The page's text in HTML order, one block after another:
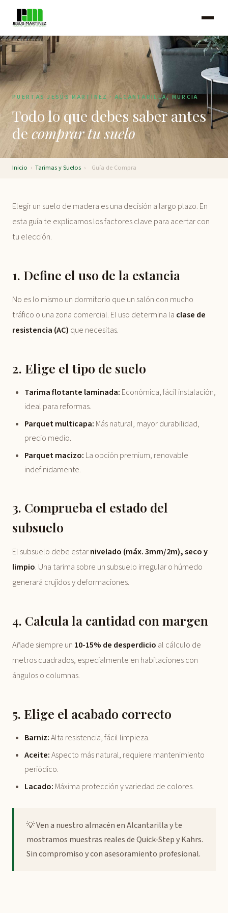
PUERTAS JESÚS MARTÍNEZ · ALCANTARILLA, MURCIA
Todo lo que debes saber antes
de comprar tu suelo
Inicio › Tarimas y Suelos › Guía de Compra
Elegir un suelo de madera es una decisión a largo plazo. En
esta guía te explicamos los factores clave para acertar con
tu elección.
1. Define el uso de la estancia
No es lo mismo un dormitorio que un salón con mucho
tráfico o una zona comercial. El uso determina la clase de
resistencia (AC) que necesitas.
2. Elige el tipo de suelo
Tarima flotante laminada: Económica, fácil instalación,
ideal para reformas.
Parquet multicapa: Más natural, mayor durabilidad,
precio medio.
Parquet macizo: La opción premium, renovable
indefinidamente.
3. Comprueba el estado del
subsuelo
El subsuelo debe estarnivelado (máx. 3mm/2m), seco y
limpio. Una tarima sobre un subsuelo irregular o húmedo
generará crujidos y deformaciones.
4. Calcula la cantidad con margen
Añade siempre un 10-15% de desperdicio al cálculo de
metros cuadrados, especialmente en habitaciones con
ángulos o columnas.
5. Elige el acabado correcto
Barniz:Alta resistencia, fácil limpieza.
Aceite:Aspecto más natural, requiere mantenimiento
periódico.
Lacado: Máxima protección y variedad de colores.
💡 Ven a nuestro almacén en Alcantarilla y te
mostramos muestras reales de Quick-Step y Kahrs.
Sin compromiso y con asesoramiento profesional.